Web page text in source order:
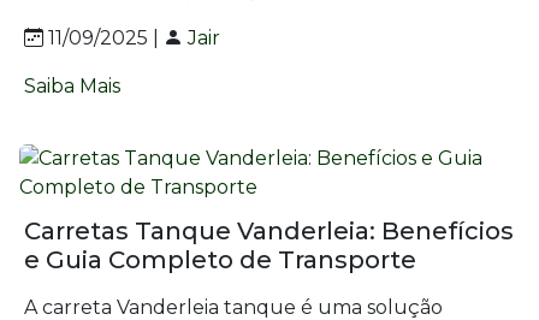
11/09/2025 | Jair
Saiba Mais
Carretas Tanque Vanderleia: Benefícios
e Guia Completo de Transporte
A carreta Vanderleia tanque é uma solução